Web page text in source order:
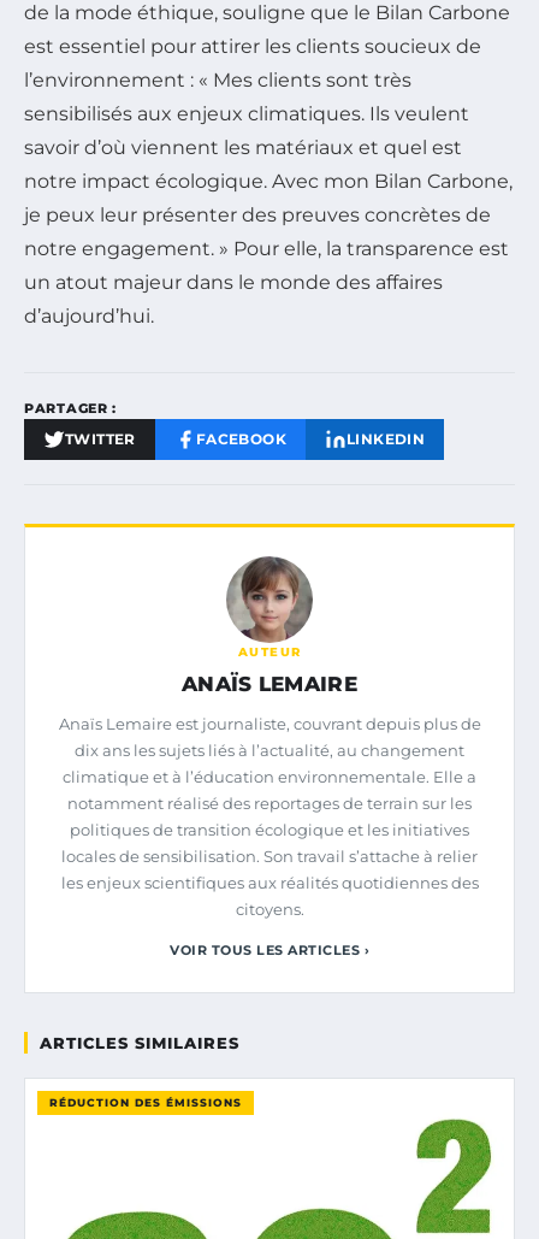
de la mode éthique, souligne que le Bilan Carbone
est essentiel pour attirer les clients soucieux de
l’environnement : « Mes clients sont très
sensibilisés aux enjeux climatiques. Ils veulent
savoir d’où viennent les matériaux et quel est
notre impact écologique. Avec mon Bilan Carbone,
je peux leur présenter des preuves concrètes de
notre engagement. » Pour elle, la transparence est
un atout majeur dans le monde des affaires
d’aujourd’hui.
PARTAGER :
TWITTER FACEBOOK LINKEDIN
AUTEUR
ANAÏS LEMAIRE
Anaïs Lemaire est journaliste, couvrant depuis plus de
dix ans les sujets liés à l’actualité, au changement
climatique et à l’éducation environnementale. Elle a
notamment réalisé des reportages de terrain sur les
politiques de transition écologique et les initiatives
locales de sensibilisation. Son travail s’attache à relier
les enjeux scientifiques aux réalités quotidiennes des
citoyens.
VOIR TOUS LES ARTICLES ›
ARTICLES SIMILAIRES
RÉDUCTION DES ÉMISSIONS